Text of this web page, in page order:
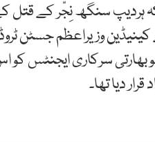
ہردیپ سنگھ نِجّر کے قتل
وزیراعظم جسٹن
بھارتی سرکاری ایجنٹس کو
دیا تھا۔